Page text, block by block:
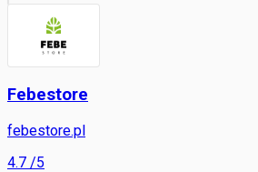
Febestore
febestore.pl
4.7 /5